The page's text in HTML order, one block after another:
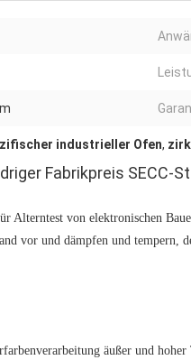
industrieller Ofen,
Fabrikpreis SECC-
Alterntest von elektronischen
vor und dämpfen und tempern,
äußer und hoher